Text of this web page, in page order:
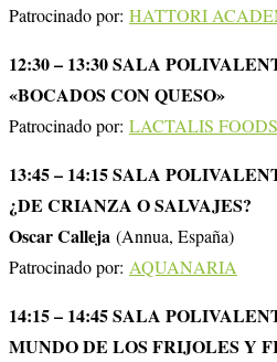
Patrocinado por: HATTORI
12:30 – 13:30 SALA
«BOCADOS CON QUESO»
Patrocinado por: LACTALIS
13:45 – 14:15 SALA
¿DE CRIANZA O SALVAJES?
Oscar Calleja (Annua, España)
Patrocinado por: AQUANARIA
14:15 – 14:45 SALA
MUNDO DE LOS FRIJOLES Y